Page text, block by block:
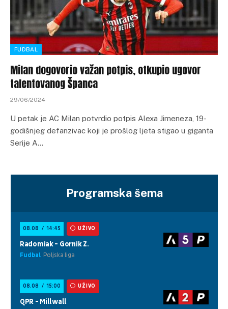
FUDBAL
Milan dogovorio važan potpis, otkupio ugovor
talentovanog Španca
29/06/2024
U petak je AC Milan potvrdio potpis Alexa Jimeneza, 19-
godišnjeg defanzivac koji je prošlog ljeta stigao u giganta
Serije A…
Programska šema